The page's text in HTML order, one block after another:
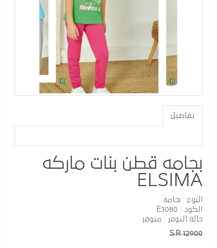
تفاصيل
بجامه قطن بنات ماركه
ELSIMA
النوع : بجامه
الكود : E3080
حالة التوفر : متوفر
S.R 129.00